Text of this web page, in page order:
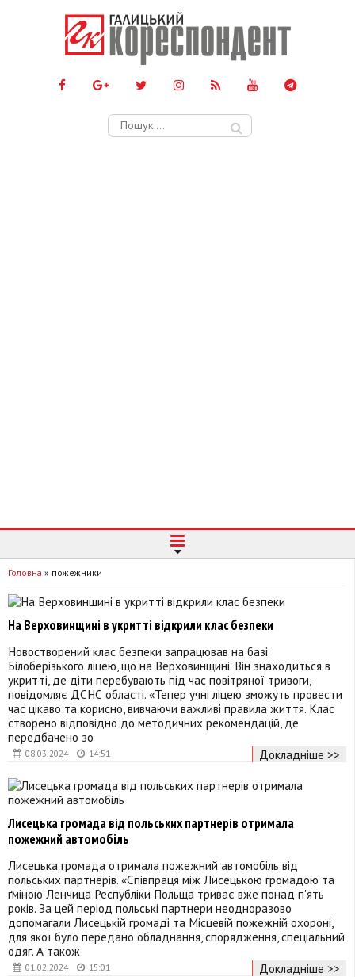
Пошук:
Головна » пожежники
08.03.2024 14:51
На Верховинщині в укритті відкрили клас безпеки
Новостворений клас безпеки запрацював на базі
Білоберізького ліцею, що на Верховинщині. Він знаходиться в
укритті, де діти перебувають під час повітряної тривоги,
повідомляє ДСНС області. «Тепер учні ліцею зможуть провести
час цікаво та корисно, вивчаючи важливі правила життя. Клас
створено відповідно до методичних рекомендацій, де
передбачено зо
Докладніше >>
01.02.2024 15:01
Лисецька громада від польських партнерів отримала
пожежний автомобіль
Лисецька громада отримала пожежний автомобіль від
польських партнерів. «Співпраця між Лисецькою громадою та
ґміною Ленчица Республіки Польща триває вже понад п'ять
років. За цей період польські партнери неодноразово
допомагали Лисецькій громаді та Місцевій пожежній охороні,
для якої було передано обладнання, спорядження, спеціальний
одяг. А також
Докладніше >>